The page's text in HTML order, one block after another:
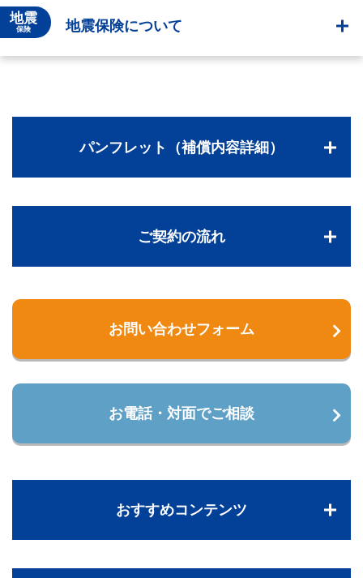
地震
保険 地震保険について
パンフレット（補償内容詳細）
ご契約の流れ
お問い合わせフォーム
お電話・対面でご相談
おすすめコンテンツ